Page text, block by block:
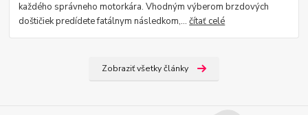
každého správneho motorkára. Vhodným výberom brzdových
doštičiek predídete fatálnym následkom,...čítať celé
Zobraziť všetky články